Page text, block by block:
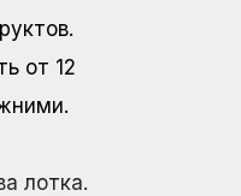
от 12
лотка.